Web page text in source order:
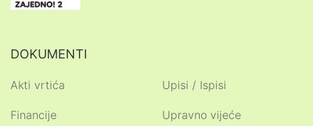
DOKUMENTI
Akti vrtića
Financije
Upisi / Ispisi
Upravno vijeće